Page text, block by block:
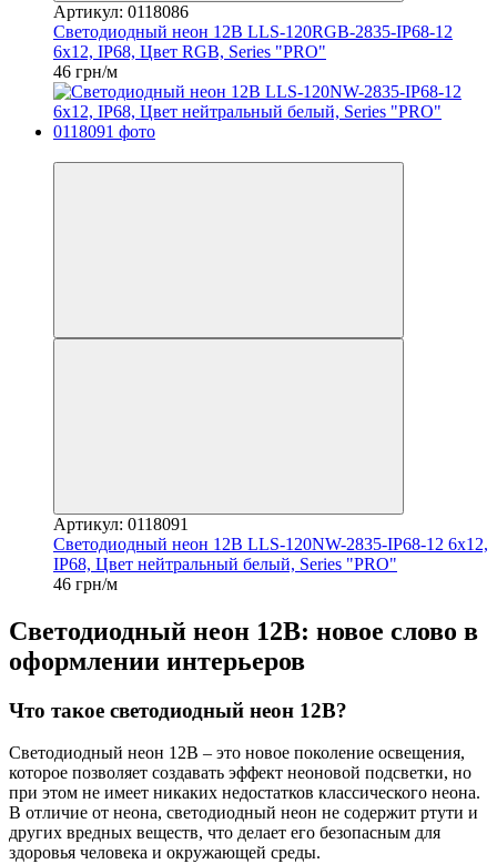
Артикул: 0118086
Светодиодный неон 12В LLS-120RGB-2835-IP68-12
6x12, IP68, Цвет RGB, Series "PRO"
46 грн/м
Артикул: 0118091
Светодиодный неон 12В LLS-120NW-2835-IP68-12 6x12,
IP68, Цвет нейтральный белый, Series "PRO"
46 грн/м
Светодиодный неон 12В: новое слово в
оформлении интерьеров
Что такое светодиодный неон 12В?
Светодиодный неон 12В – это новое поколение освещения,
которое позволяет создавать эффект неоновой подсветки, но
при этом не имеет никаких недостатков классического неона.
В отличие от неона, светодиодный неон не содержит ртути и
других вредных веществ, что делает его безопасным для
здоровья человека и окружающей среды.